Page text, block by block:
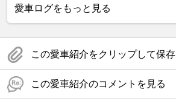
愛車ログをもっと見る
この愛車紹介をクリップして保存
この愛車紹介のコメントを見る